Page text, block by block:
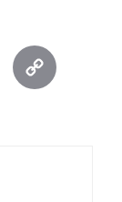
Hatena